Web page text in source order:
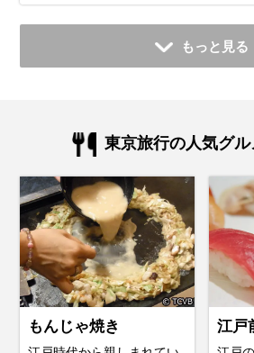
もっと見る
東京旅行の人気グ
もんじゃ焼き 江戸